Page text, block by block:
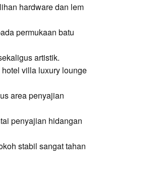
hardware dan lem
permukaan batu
artistik.
villa luxury lounge
area penyajian
penyajian hidangan
stabil sangat tahan